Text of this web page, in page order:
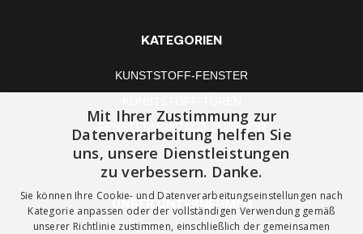
KATEGORIEN
KUNSTSTOFF-FENSTER
FENSTERMONTAGE ZUBEHÖR
UNSER UNTERNEHMEN
Mit Ihrer Zustimmung zur
Datenverarbeitung helfen Sie
uns, unsere Dienstleistungen
zu verbessern. Danke.
Sie können Ihre Cookie- und Datenverarbeitungseinstellungen nach
Kategorie anpassen oder der vollständigen Verwendung gemäß
unserer Richtlinie zustimmen, einschließlich der gemeinsamen